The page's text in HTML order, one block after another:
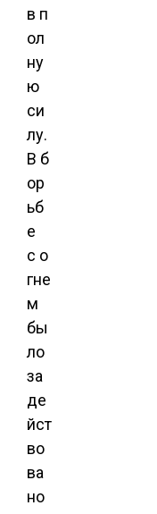
в п
ол
ну
ю
си
лу.
В б
ор
ьб
е
с о
гне
м
бы
ло
за
де
йст
во
ва
но